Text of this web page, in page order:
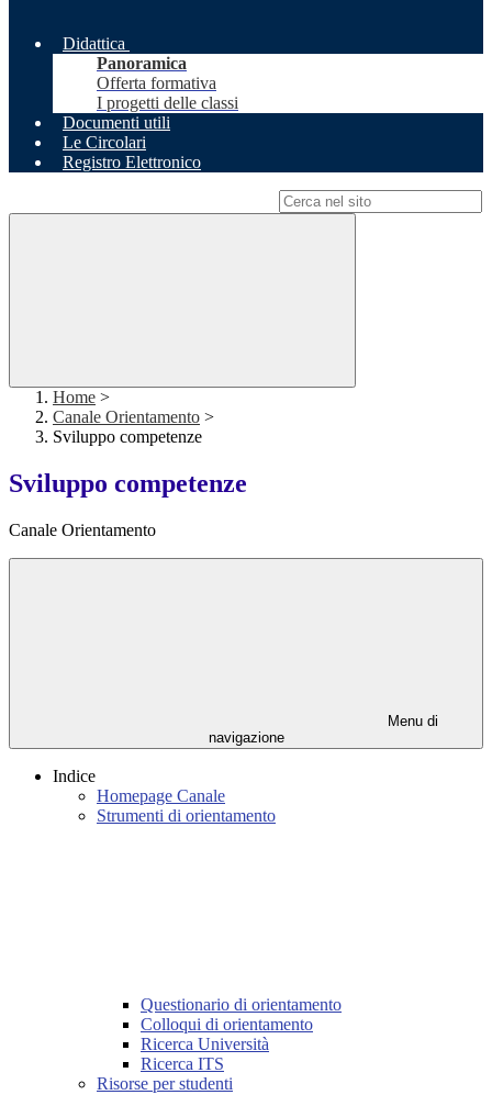
Didattica
Panoramica
Offerta formativa
I progetti delle classi
Documenti utili
Le Circolari
Registro Elettronico
Home >
Canale Orientamento >
Sviluppo competenze
Sviluppo competenze
Canale Orientamento
Menu di
navigazione
Indice
Homepage Canale
Strumenti di orientamento
Questionario di orientamento
Colloqui di orientamento
Ricerca Università
Ricerca ITS
Risorse per studenti